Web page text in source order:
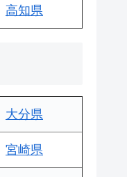
高知県
大分県
宮崎県